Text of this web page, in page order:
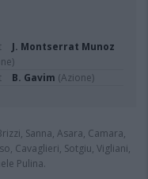
J. Montserrat Munoz
B. Gavim (Azione)
Sanna, Asara, Camara,
Cavaglieri, Sotgiu, Vigliani,
Pulina.